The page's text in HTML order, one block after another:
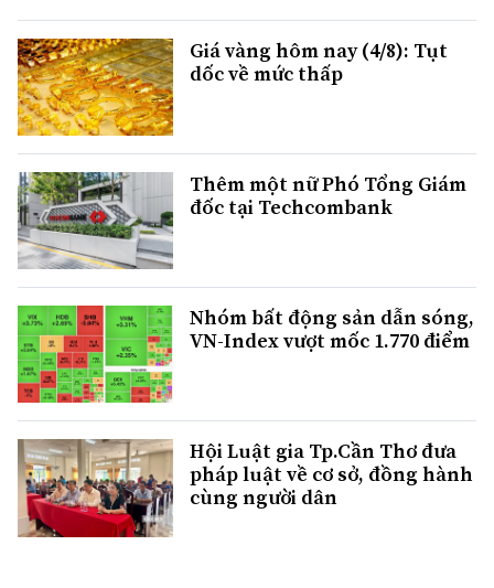
Giá vàng hôm nay (4/8): Tụt
dốc về mức thấp
Thêm một nữ Phó Tổng Giám
đốc tại Techcombank
Nhóm bất động sản dẫn sóng,
VN-Index vượt mốc 1.770 điểm
Hội Luật gia Tp.Cần Thơ đưa
pháp luật về cơ sở, đồng hành
cùng người dân